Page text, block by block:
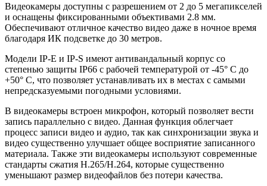
Видеокамеры доступны с разрешением от 2 до 5 мегапикселей
и оснащены фиксированными объективами 2.8 мм.
Обеспечивают отличное качество видео даже в ночное время
благодаря ИК подсветке до 30 метров.
Модели IP-E и IP-S имеют антивандальный корпус со
степенью защиты IP66 с рабочей температурой от -45° С до
+50° С, что позволяет устанавливать их в местах с самыми
непредсказуемыми погодными условиями.
В видеокамеры встроен микрофон, который позволяет вести
запись параллельно с видео. Данная функция облегчает
процесс записи видео и аудио, так как синхронизации звука и
видео существенно улучшает общее восприятие записанного
материала. Также эти видеокамеры используют современные
стандарты сжатия H.265/H.264, которые существенно
уменьшают размер видеофайлов без потери качества.